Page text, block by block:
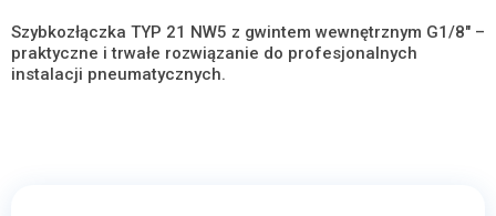
Szybkozłączka TYP 21 NW5 z gwintem wewnętrznym G1/8" –
praktyczne i trwałe rozwiązanie do profesjonalnych
instalacji pneumatycznych.